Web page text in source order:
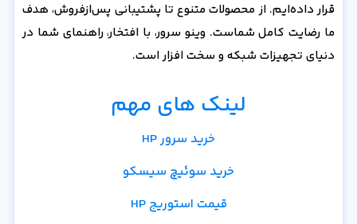
قرار داده‌ایم. از محصولات متنوع تا پشتیبانی پس‌از‌فروش، هدف
ما رضایت کامل شماست. وینو سرور، با افتخار، راهنمای شما در
دنیای تجهیزات شبکه و سخت افزار است.
لینک های مهم
خرید سرور HP
خرید سوئیچ سیسکو
قیمت استوریج HP